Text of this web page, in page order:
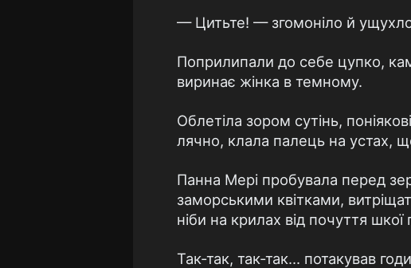
— Цитьте! — згомоніло й
Поприлипали до себе цупко,
виринає жінка в темному.
Облетіла зором сутінь,
лячно, клала палець на устах,
Панна Мері пробувала перед
заморськими квітками,
ніби на крилах від почуття шкої
Так-так, так-так... потакував